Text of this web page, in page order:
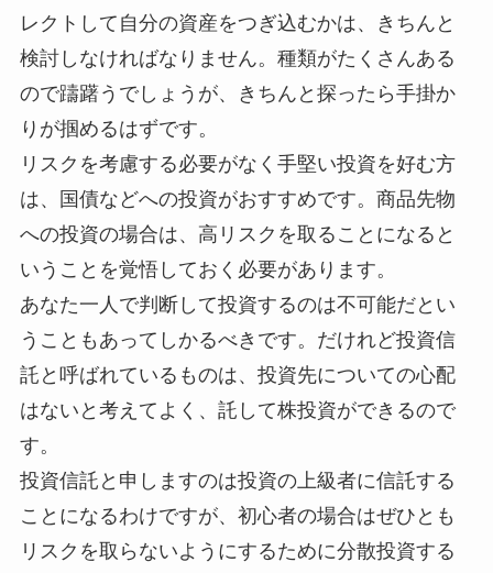
レクトして自分の資産をつぎ込むかは、きちんと
検討しなければなりません。種類がたくさんある
ので躊躇うでしょうが、きちんと探ったら手掛か
りが掴めるはずです。
リスクを考慮する必要がなく手堅い投資を好む方
は、国債などへの投資がおすすめです。商品先物
への投資の場合は、高リスクを取ることになると
いうことを覚悟しておく必要があります。
あなた一人で判断して投資するのは不可能だとい
うこともあってしかるべきです。だけれど投資信
託と呼ばれているものは、投資先についての心配
はないと考えてよく、託して株投資ができるので
す。
投資信託と申しますのは投資の上級者に信託する
ことになるわけですが、初心者の場合はぜひとも
リスクを取らないようにするために分散投資する